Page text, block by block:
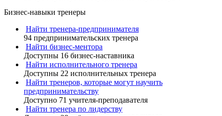
Бизнес-навыки тренеры
Найти тренера-предпринимателя
94 предпринимательских тренера
Найти бизнес-ментора
Доступны 16 бизнес-наставника
Найти исполнительного тренера
Доступны 22 исполнительных тренера
Найти тренеров, которые могут научить
предпринимательству
Доступно 71 учителя-преподавателя
Найти тренера по лидерству